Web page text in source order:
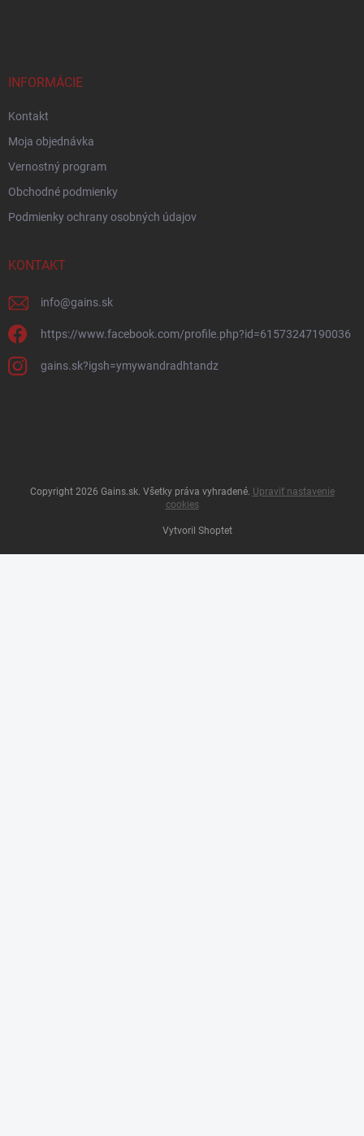
INFORMÁCIE
Kontakt
Moja objednávka
Vernostný program
Obchodné podmienky
Podmienky ochrany osobných údajov
KONTAKT
info@gains.sk
https://www.facebook.com/profile.php?id=61573247190036
gains.sk?igsh=ymywandradhtandz
Vytvoril Shoptet
Copyright 2026 Gains.sk. Všetky práva vyhradené. Upraviť nastavenie
cookies